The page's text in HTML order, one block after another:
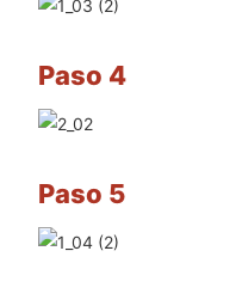
Paso 4
Paso 5